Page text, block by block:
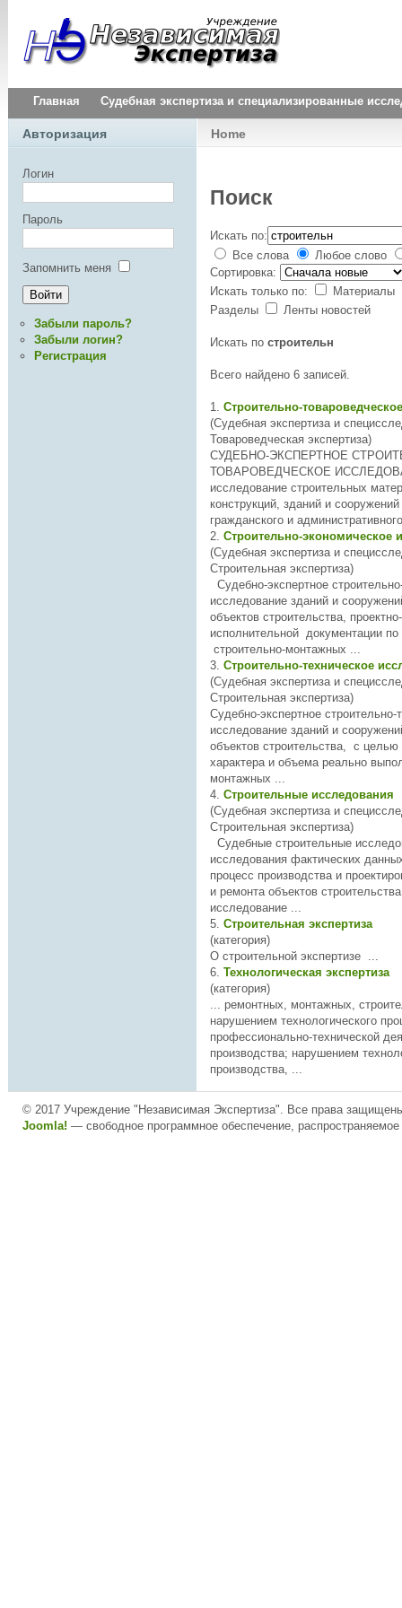
Главная Судебная экспертиза и специализированные
Home
Поиск
Искать по:
Все слова
Любое слово
Сортировка:
Искать только по:
Материалы
Разделы
Ленты новостей
Искать по строительн
Всего найдено 6 записей.
1. Строительно-
(Судебная экспертиза и
Товароведческая экспертиза)
СУДЕБНО-ЭКСПЕРТНОЕ
ТОВАРОВЕДЧЕСКОЕ
исследование строительных
конструкций, зданий и
гражданского и
2. Строительно-экономическое
(Судебная экспертиза и
Строительная экспертиза)
Судебно-экспертное строительн
исследование зданий и сооружений
объектов строительства,
исполнительной документации по
строительно-монтажных ...
3. Строительно-техническое
(Судебная экспертиза и
Строительная экспертиза)
Судебно-экспертное строительно-
исследование зданий и сооружений
объектов строительства, с
характера и объема реально
монтажных ...
4. Строительные исследования
(Судебная экспертиза и
Строительная экспертиза)
Судебные строительные
исследования фактических
процесс производства и
и ремонта объектов строительства, а
исследование ...
5. Строительная экспертиза
(категория)
О строительной экспертизе ...
6. Технологическая экспертиза
(категория)
... ремонтных, монтажных,
нарушением технологического
профессионально-технической
производства; нарушением технологических процессов
производства, ...
Авторизация
Логин
Пароль
Запомнить меня
Забыли пароль?
Забыли логин?
Регистрация
© 2017 Учреждение "Независимая Экспертиза". Все права
Joomla! — свободное программное обеспечение,